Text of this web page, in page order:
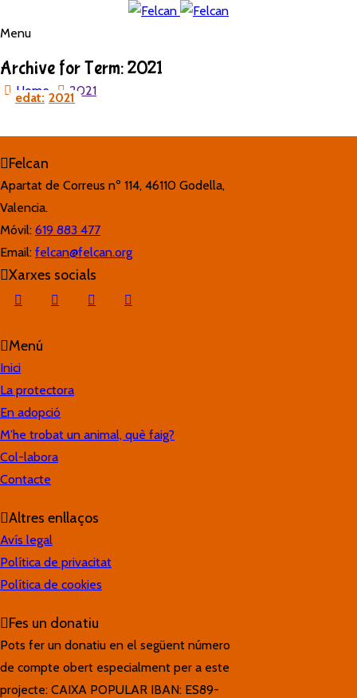
Menu
Archive for Term: 2021
Home 2021
edat 2021
Felcan
Apartat de Correus nº 114, 46110 Godella,
Valencia.
Móvil: 619 883 477
Email: felcan@felcan.org
Xarxes socials
Menú
Inici
La protectora
En adopció
M’he trobat un animal, què faig?
Col-labora
Contacte
Altres enllaços
Avís legal
Política de privacitat
Política de cookies
Fes un donatiu
Pots fer un donatiu en el següent número
de compte obert especialment per a este
projecte: CAIXA POPULAR IBAN: ES89-